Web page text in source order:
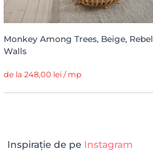
Monkey Among Trees, Beige, Rebel
Walls
de la 248,00 lei / mp
Inspirație de pe Instagram